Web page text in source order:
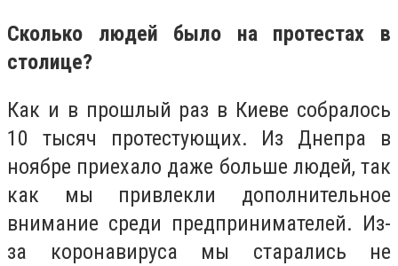
Сколько людей было на протестах в
столице?
Как и в прошлый раз в Киеве собралось
10 тысяч протестующих. Из Днепра в
ноябре приехало даже больше людей, так
как мы привлекли дополнительное
внимание среди предпринимателей. Из-
за коронавируса мы старались не